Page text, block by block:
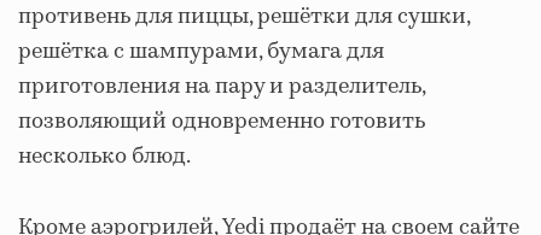
противень для пиццы, решётки для сушки,
решётка с шампурами, бумага для
приготовления на пару и разделитель,
позволяющий одновременно готовить
несколько блюд.
Кроме аэрогрилей, Yedi продаёт на своем сайте